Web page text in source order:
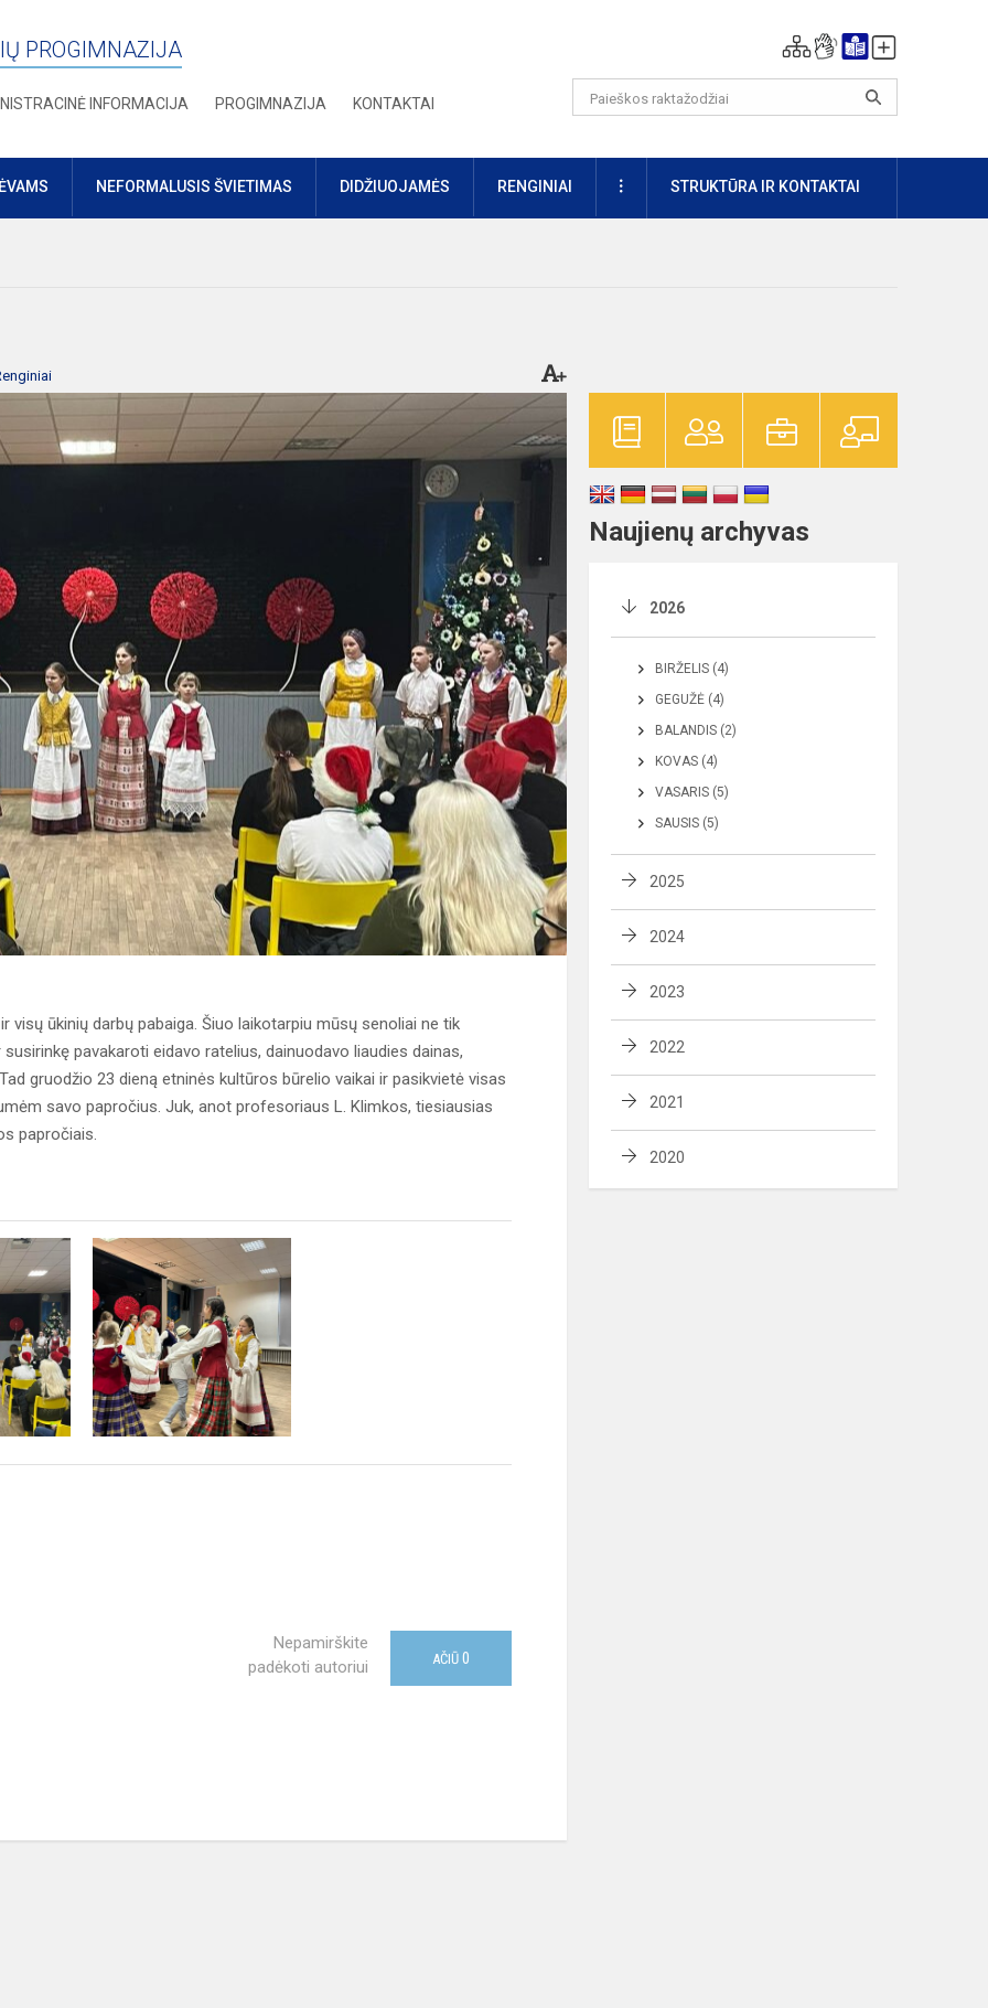
PROGIMNAZIJA
INFORMACIJA PROGIMNAZIJA KONTAKTAI
NEFORMALUSIS ŠVIETIMAS DIDŽIUOJAMĖS RENGINIAI DAUGIAUSTRUKTŪRA IR KONTAKTAI
visų ūkinių darbų pabaiga. Šiuo laikotarpiu mūsų senoliai ne tik
pavakaroti eidavo ratelius, dainuodavo liaudies dainas,
gruodžio 23 dieną etninės kultūros būrelio vaikai ir pasikvietė visas
savo papročius. Juk, anot profesoriaus L. Klimkos, tiesiausias
papročiais.
Nepamirškite
padėkoti autoriui
AČIŪ 0
Naujienų archyvas
2026
BIRŽELIS (4)
GEGUŽĖ (4)
BALANDIS (2)
KOVAS (4)
VASARIS (5)
SAUSIS (5)
2025
2024
2023
2022
2021
2020